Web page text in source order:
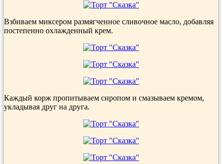
Взбиваем миксером размягченное сливочное масло, добавляя
постепенно охлажденный крем.
Каждый корж пропитываем сиропом и смазываем кремом,
укладывая друг на друга.